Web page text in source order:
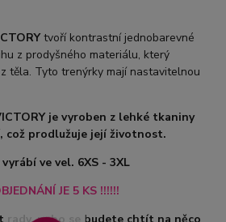
tvoří kontrastní jednobarevné
z prodyšného materiálu, který
těla. Tyto trenýrky mají nastavitelnou
je vyroben z lehké tkaniny
prodlužuje její životnost.
ve vel. 6XS - 3XL
JE 5 KS !!!!!!